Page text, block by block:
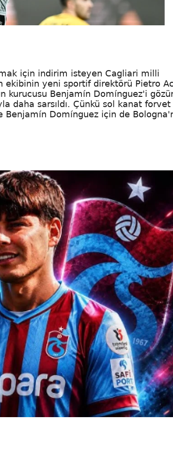
için indirim isteyen Cagliari milli
ekibinin yeni sportif direktörü Pietro
kurucusu Benjamín Domínguez'i
daha sarsıldı. Çünkü sol kanat forvet
Domínguez için de